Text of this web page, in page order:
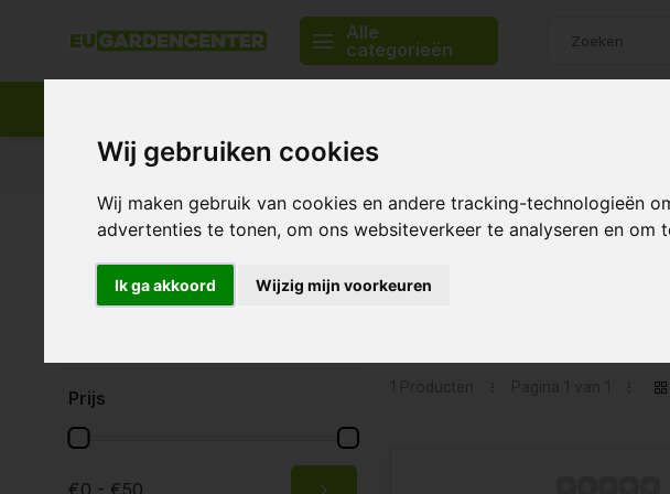
Wij gebruiken cookies
Wij maken gebruik van cookies en andere tracking-technologieën
advertenties te tonen, om ons websiteverkeer te analyseren en om
Ik ga akkoord Wijzig mijn voorkeuren
Alle
categorieën
Passend assortiment Levering in heel Europa
Kweekruimtes HS-Serie
Merken
Alle merken
Prijs
€0 - €50